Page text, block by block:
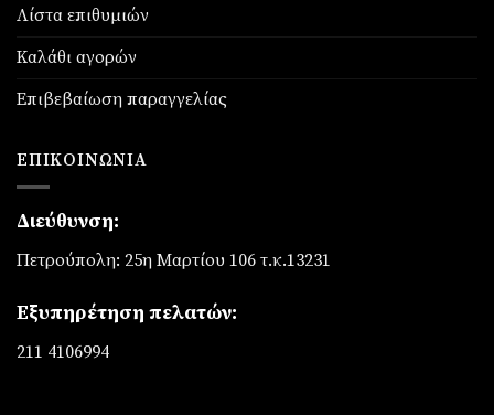
Λίστα επιθυμιών
Καλάθι αγορών
Επιβεβαίωση παραγγελίας
ΕΠΙΚΟΙΝΩΝΊΑ
Διεύθυνση:
Πετρούπολη: 25η Μαρτίου 106 τ.κ.13231
Εξυπηρέτηση πελατών:
211 4106994